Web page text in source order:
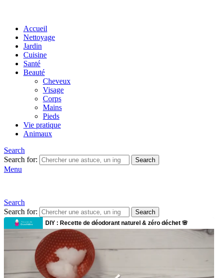
Accueil
Nettoyage
Jardin
Cuisine
Santé
Beauté
Cheveux
Visage
Corps
Mains
Pieds
Vie pratique
Animaux
Search
Search for:
Search
Menu
Search
Search for:
Search